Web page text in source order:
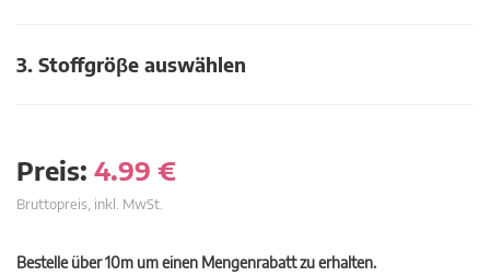
3. Stoffgröβe auswählen
Preis: 4.99 €
Bruttopreis, inkl. MwSt.
Bestelle über 10m um einen Mengenrabatt zu erhalten.